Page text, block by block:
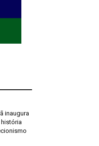
inaugura